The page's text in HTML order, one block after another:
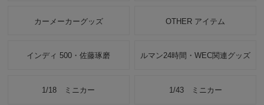
カーメーカーグッズ OTHER アイテム
インディ 500・佐藤琢磨 ルマン24時間・WEC関連グッズ
1/18 ミニカー 1/43 ミニカー